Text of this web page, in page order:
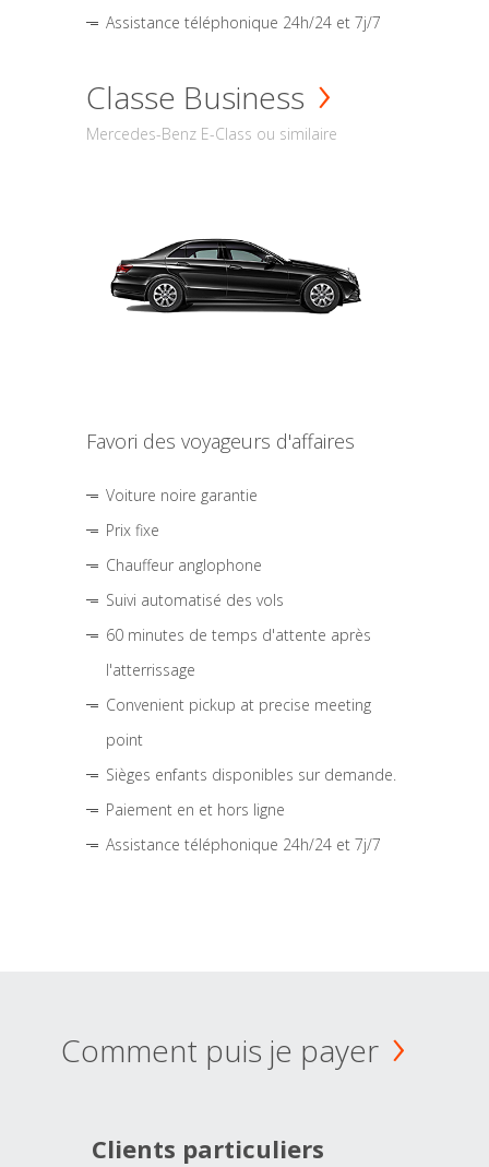
Assistance téléphonique 24h/24 et 7j/7
Classe Business
Mercedes-Benz E-Class ou similaire
Favori des voyageurs d'affaires
Voiture noire garantie
Prix fixe
Chauffeur anglophone
Suivi automatisé des vols
60 minutes de temps d'attente après
l'atterrissage
Convenient pickup at precise meeting
point
Sièges enfants disponibles sur demande.
Paiement en et hors ligne
Assistance téléphonique 24h/24 et 7j/7
Comment puis je payer
Clients particuliers